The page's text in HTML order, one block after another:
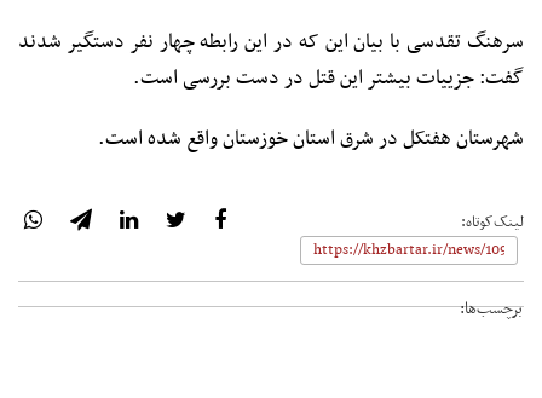
سرهنگ تقدسی با بیان این که در این رابطه چهار نفر دستگیر شدند
گفت: جزییات بیشتر این قتل در دست بررسی است.
شهرستان هفتکل در شرق استان خوزستان واقع شده است.
لینک‌کوتاه:
برچسب‌ها: